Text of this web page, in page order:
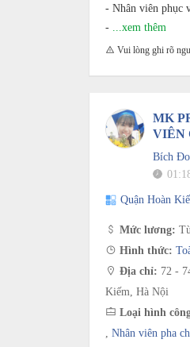
- Nhân viên phục
- ...xem thêm
Vui lòng ghi rõ
MK
VIÊN
Bích
Quận Hoàn
Mức lương:
Hình thức:
Địa chỉ: 72 -
Kiếm, Hà Nội
Loại hình
, Nhân viên pha